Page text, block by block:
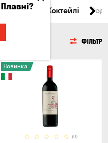
Віскі Коктейлі
ФІЛЬТР
(0)
Новинка